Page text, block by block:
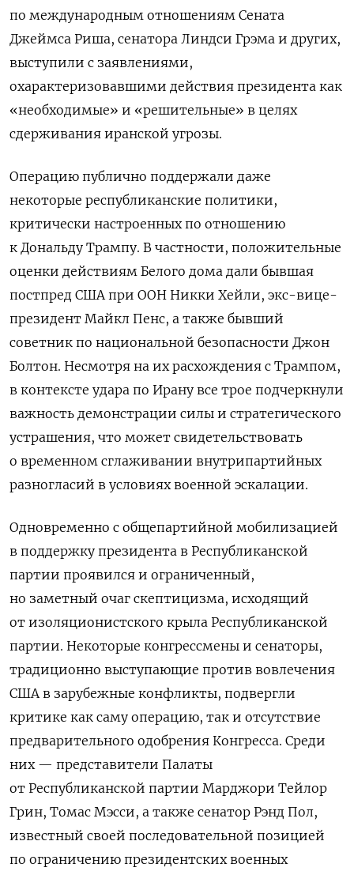
по международным отношениям Сената
Джеймса Риша, сенатора Линдси Грэма и других,
выступили с заявлениями,
охарактеризовавшими действия президента как
«необходимые» и «решительные» в целях
сдерживания иранской угрозы.
Операцию публично поддержали даже
некоторые республиканские политики,
критически настроенных по отношению
к Дональду Трампу. В частности, положительные
оценки действиям Белого дома дали бывшая
постпред США при ООН Никки Хейли, экс-вице-
президент Майкл Пенс, а также бывший
советник по национальной безопасности Джон
Болтон. Несмотря на их расхождения с Трампом,
в контексте удара по Ирану все трое подчеркнули
важность демонстрации силы и стратегического
устрашения, что может свидетельствовать
о временном сглаживании внутрипартийных
разногласий в условиях военной эскалации.
Одновременно с общепартийной мобилизацией
в поддержку президента в Республиканской
партии проявился и ограниченный,
но заметный очаг скептицизма, исходящий
от изоляционистского крыла Республиканской
партии. Некоторые конгрессмены и сенаторы,
традиционно выступающие против вовлечения
США в зарубежные конфликты, подвергли
критике как саму операцию, так и отсутствие
предварительного одобрения Конгресса. Среди
них — представители Палаты
от Республиканской партии Марджори Тейлор
Грин, Томас Мэсси, а также сенатор Рэнд Пол,
известный своей последовательной позицией
по ограничению президентских военных